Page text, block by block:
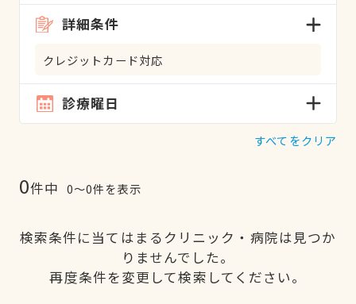
詳細条件
クレジットカード対応
診療曜日
すべてをクリア
0件中 0〜0件を表示
検索条件に当てはまるクリニック・病院は見つか
りませんでした。
再度条件を変更して検索してください。